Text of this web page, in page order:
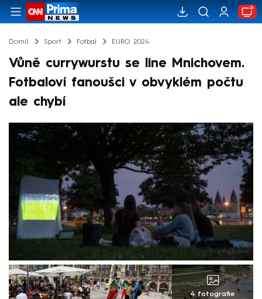
Domů Sport Fotbal EURO 2024
Vůně currywurstu se line Mnichovem.
Fotbaloví fanoušci v obvyklém počtu
ale chybí
4 fotografie